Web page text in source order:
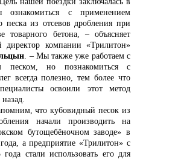
ознакомиться с применением
песка из отсевов дробления при
товарного бетона, – объясняет
директор компании «Трилитон»
. – Мы также уже работаем с
песком, но познакомиться с
всегда полезно, тем более что
освоили этот метод
назад.
что кубовидный песок из
начали производить на
бутощебёночном заводе» в
а предприятие «Трилитон» с
года стали использовать его для